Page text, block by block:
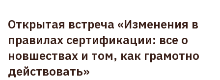
Открытая встреча «Изменения в
правилах сертификации: все о
новшествах и том, как грамотно
действовать»